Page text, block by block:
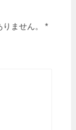
ません。
*